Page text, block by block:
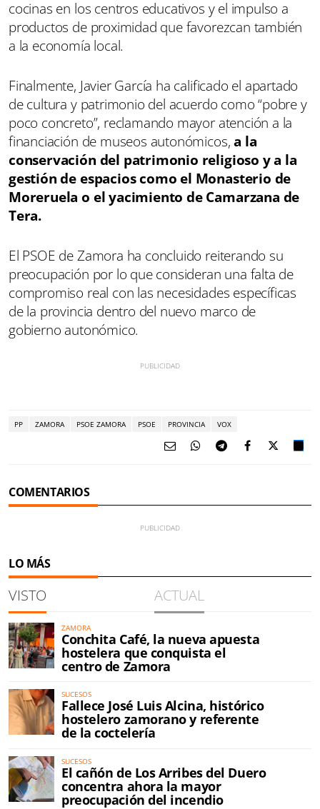
cocinas en los centros educativos y el impulso a
productos de proximidad que favorezcan también
a la economía local.
Finalmente, Javier García ha calificado el apartado
de cultura y patrimonio del acuerdo como “pobre y
poco concreto”, reclamando mayor atención a la
financiación de museos autonómicos,a la
conservación del patrimonio religioso y a la
gestión de espacios como el Monasterio de
Moreruela o el yacimiento de Camarzana de
Tera.
El PSOE de Zamora ha concluido reiterando su
preocupación por lo que consideran una falta de
compromiso real con las necesidades específicas
de la provincia dentro del nuevo marco de
gobierno autonómico.
PP ZAMORA PSOE ZAMORA PSOE PROVINCIA VOX
COMENTARIOS
LO MÁS
VISTO ACTUAL
ZAMORA
Conchita Café, la nueva apuesta
hostelera que conquista el
centro de Zamora
SUCESOS
Fallece José Luis Alcina, histórico
hostelero zamorano y referente
de la coctelería
SUCESOS
El cañón de Los Arribes del Duero
concentra ahora la mayor
preocupación del incendio